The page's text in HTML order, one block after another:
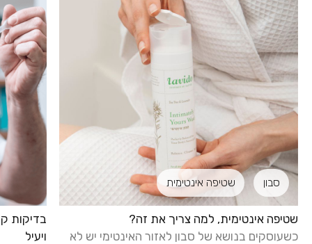
סבון שטיפה אינטימית
שטיפה אינטימית, למה צריך את זה?
כשעוסקים בנושא של סבון לאזור האינטימי יש לא
בדיקות
ויעיל